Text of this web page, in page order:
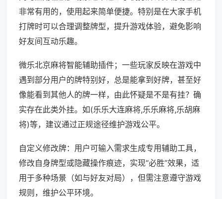
非常有用的，使用起来简单便捷。特别是在大家手机
打牌时可以合理调整牌型，提升游戏体验，避免影响
好友间互动乐趣。
微乐北京麻将智能辅助插件；一些玩家反映在游戏中
遇到部分用户的牌特别好，总是能拿到好牌，甚至好
像能看到其他人的牌一样，由此怀疑是不是有挂？确
实存在此类外挂。如(乐乐大连麻将,乐乐麻将,乐胡麻
将)等，建议通过正规途径维护游戏公平。
自定义修改牌：用户可输入需求生成专用辅助工具，
修改自身牌型或隐藏操作痕迹，实现“必胜”效果，适
用于多种场景（如与好友对局），但需注意遵守游戏
规则，维护公平环境。